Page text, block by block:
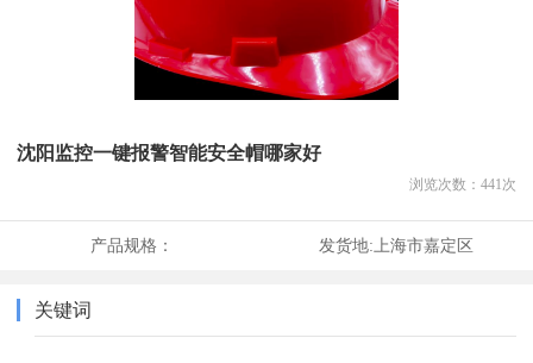
沈阳监控一键报警智能安全帽哪家好
浏览次数： 441 次
产品规格： 发货地:上海市嘉定区
关键词